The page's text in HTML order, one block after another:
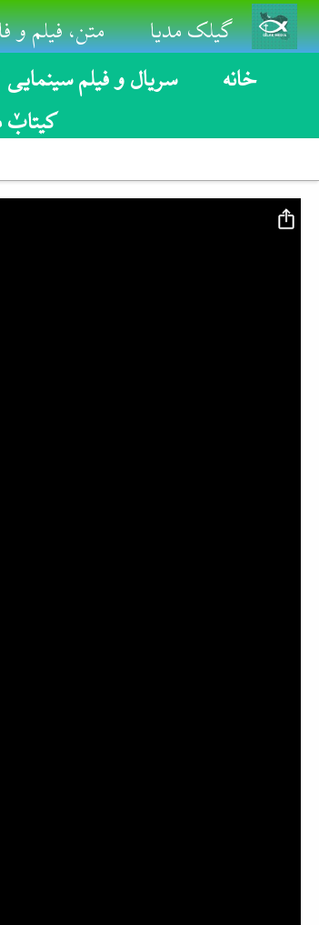
Skip to main content
گیلک مدیا متن، فیلم و
خانه سریال و فیلم سینمایی